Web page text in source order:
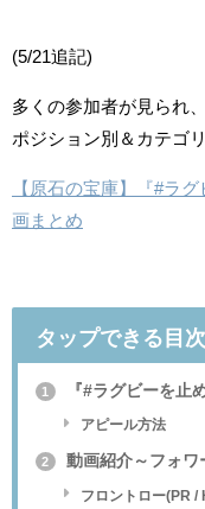
(5/21追記)
多くの参加者が見られ
ポジション別＆カテゴ
【原石の宝庫】『#ラ
画まとめ
タップできる目次
1 『#ラグビーを止
アピール方法
2 動画紹介～フォワ
フロントロー(PR /